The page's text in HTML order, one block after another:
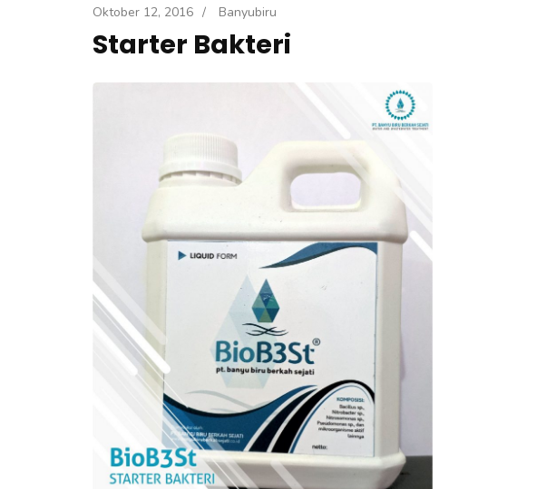
Oktober 12, 2016 / Banyubiru
Starter Bakteri